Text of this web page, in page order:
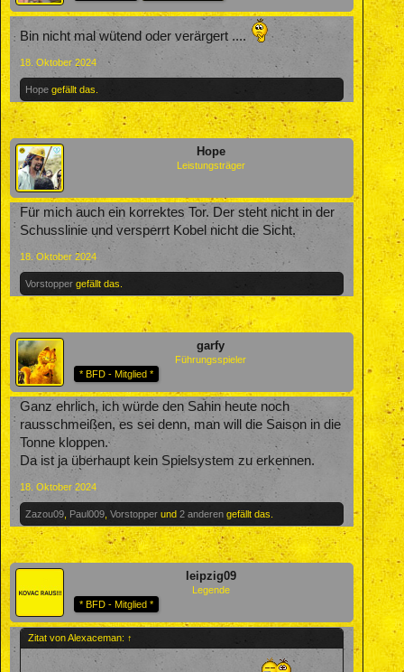
Bin nicht mal wütend oder verärgert ....
18. Oktober 2024
Hope gefällt das.
Hope
Leistungsträger
Für mich auch ein korrektes Tor. Der steht nicht in der
Schusslinie und versperrt Kobel nicht die Sicht.
18. Oktober 2024
Vorstopper gefällt das.
garfy
Führungsspieler
* BFD - Mitglied *
Ganz ehrlich, ich würde den Sahin heute noch
rausschmeißen, es sei denn, man will die Saison in die
Tonne kloppen.
Da ist ja überhaupt kein Spielsystem zu erkennen.
18. Oktober 2024
Zazou09 Paul009 Vorstopper und 2 anderen gefällt das.
leipzig09
Legende
* BFD - Mitglied *
Zitat von Alexaceman: ↑